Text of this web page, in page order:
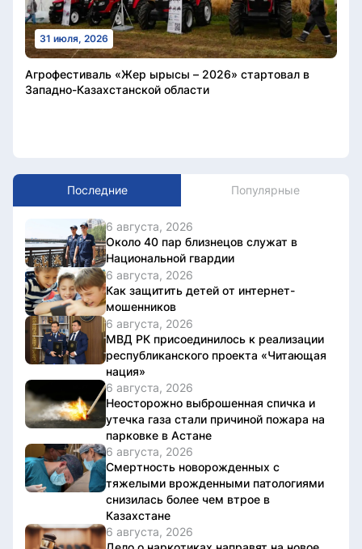
31 июля, 2026
Агрофестиваль «Жер ырысы – 2026» стартовал в
Западно-Казахстанской области
Последние Популярные
6 августа, 2026
Около 40 пар близнецов служат в
Национальной гвардии
6 августа, 2026
Как защитить детей от интернет-
мошенников
6 августа, 2026
МВД РК присоединилось к реализации
республиканского проекта «Читающая
нация»
6 августа, 2026
Неосторожно выброшенная спичка и
утечка газа стали причиной пожара на
парковке в Астане
6 августа, 2026
Смертность новорожденных с
тяжелыми врожденными патологиями
снизилась более чем втрое в
Казахстане
6 августа, 2026